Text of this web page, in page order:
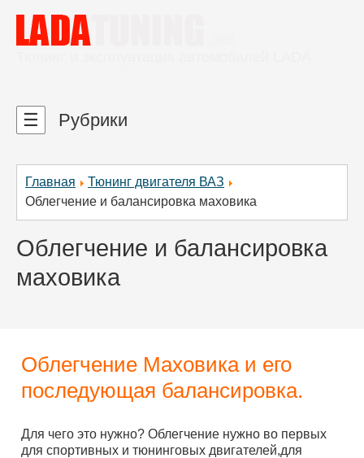
Главная
Тюнинг двигателя ВАЗ
Облегчение и балансировка маховика
Облегчение и балансировка
маховика
Облегчение Маховика и его
последующая балансировка.
Для чего это нужно? Облегчение нужно во первых
для спортивных и тюнинговых двигателей,для
☰ Рубрики